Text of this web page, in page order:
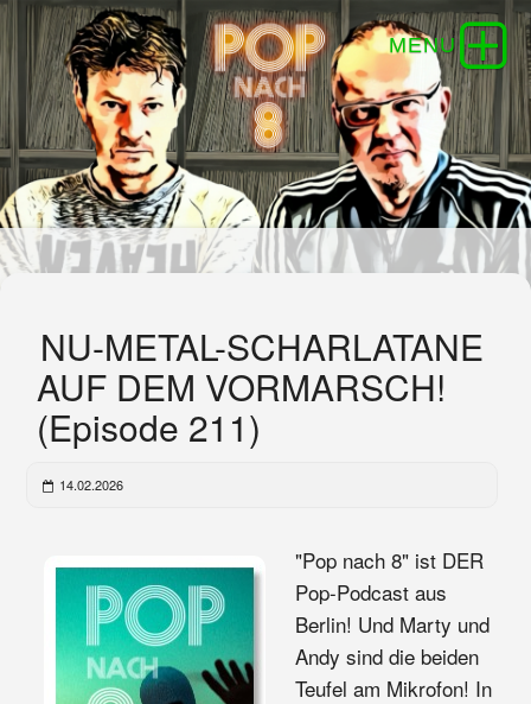
NU-METAL-SCHARLATANE
AUF DEM VORMARSCH!
(Episode 211)
14.02.2026
"Pop nach 8" ist DER
Pop-Podcast aus
Berlin! Und Marty und
Andy sind die beiden
Teufel am Mikrofon! In